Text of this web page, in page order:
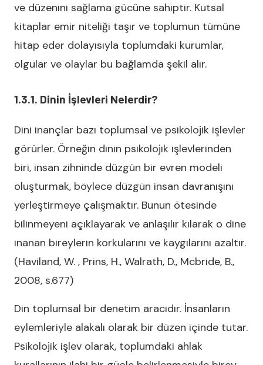
ve düzenini sağlama gücüne sahiptir. Kutsal
kitaplar emir niteliği taşır ve toplumun tümüne
hitap eder dolayısıyla toplumdaki kurumlar,
olgular ve olaylar bu bağlamda şekil alır.
1.3.1. Dinin İşlevleri Nelerdir?
Dini inançlar bazı toplumsal ve psikolojik işlevler
görürler. Örneğin dinin psikolojik işlevlerinden
biri, insan zihninde düzgün bir evren modeli
oluşturmak, böylece düzgün insan davranışını
yerleştirmeye çalışmaktır. Bunun ötesinde
bilinmeyeni açıklayarak ve anlaşılır kılarak o dine
inanan bireylerin korkularını ve kaygılarını azaltır.
(Haviland, W. , Prins, H., Walrath, D., Mcbride, B.,
2008, s.677)
Din toplumsal bir denetim aracıdır. İnsanların
eylemleriyle alakalı olarak bir düzen içinde tutar.
Psikolojik işlev olarak, toplumdaki ahlak